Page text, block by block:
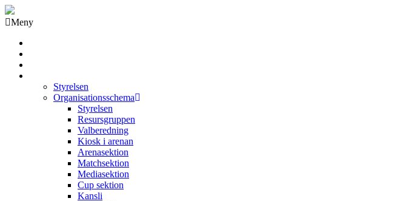
Meny
Styrelsen
Organisationsschema
Styrelsen
Resursgruppen
Valberedning
Kiosk i arenan
Arenasektion
Matchsektion
Mediasektion
Cup sektion
Kansli